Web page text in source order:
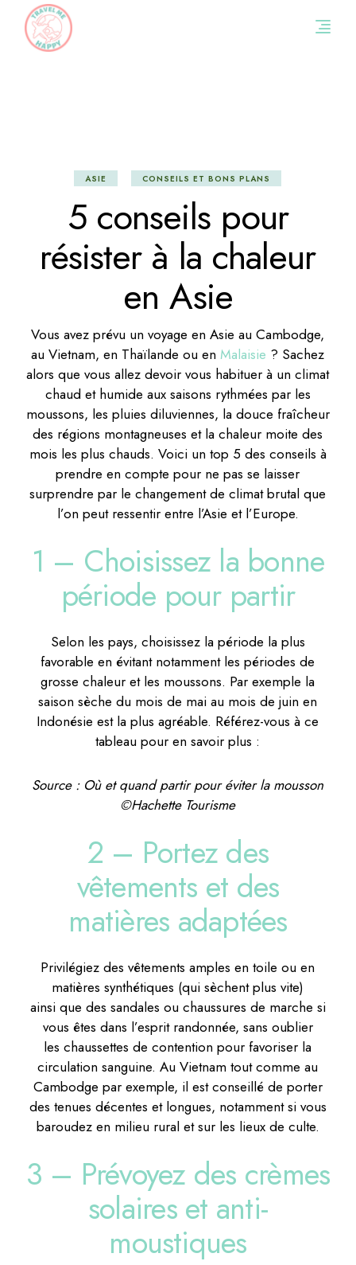
content
ASIE CONSEILS ET BONS PLANS
5 conseils pour
résister à la chaleur
en Asie
Vous avez prévu un voyage en Asie au Cambodge,
au Vietnam, en Thaïlande ou enMalaisie ? Sachez
alors que vous allez devoir vous habituer à un climat
chaud et humide aux saisons rythmées par les
moussons, les pluies diluviennes, la douce fraîcheur
des régions montagneuses et la chaleur moite des
mois les plus chauds. Voici un top 5 des conseils à
prendre en compte pour ne pas se laisser
surprendre par le changement de climat brutal que
l’on peut ressentir entre l’Asie et l’Europe.
1 – Choisissez la bonne
période pour partir
Selon les pays, choisissez la période la plus
favorable en évitant notamment les périodes de
grosse chaleur et les moussons. Par exemple la
saison sèche du mois de mai au mois de juin en
Indonésie est la plus agréable. Référez-vous à ce
tableau pour en savoir plus :
Source : Où et quand partir pour éviter la mousson
©Hachette Tourisme
2 – Portez des
vêtements et des
matières adaptées
Privilégiez des vêtements amples en toile ou en
matières synthétiques (qui sèchent plus vite)
ainsi que des sandales ou chaussures de marche si
vous êtes dans l’esprit randonnée, sans oublier
les chaussettes de contention pour favoriser la
circulation sanguine. Au Vietnam tout comme au
Cambodge par exemple, il est conseillé de porter
des tenues décentes et longues, notamment si vous
baroudez en milieu rural et sur les lieux de culte.
3 – Prévoyez des crèmes
solaires et anti-
moustiques